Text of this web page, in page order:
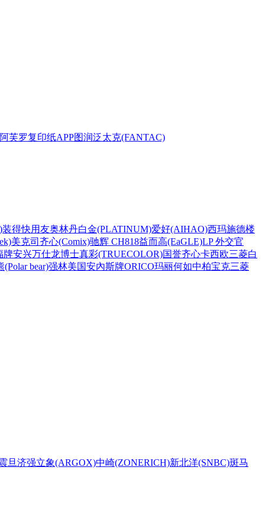
阿芙罗复印纸APP图润泛太克(FANTAC)
装得快用友奥林丹白金(PLATINUM)爱好(AIHAO)西玛施德楼
美克司 齐心(Comix)驰辉 CH818益而高(EaGLE)LP 外交官
牌安兴万仕龙博士真彩(TRUECOLOR)国誉齐心卡西欧三菱白
(Polar bear)强林美国安內斯牌ORICO玛丽何如中柏宝克三菱
旦济强立象(ARGOX)中崎(ZONERICH)新北洋(SNBC)斑马